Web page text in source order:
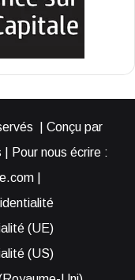
| Conçu par
Pour nous écrire :
|
(UE)
(US)